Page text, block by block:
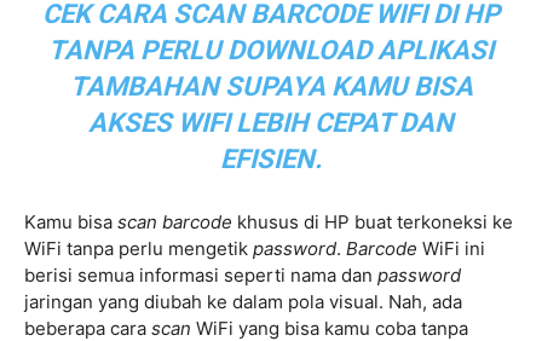
CEK CARA SCAN BARCODE WIFI DI HP
TANPA PERLU DOWNLOAD APLIKASI
TAMBAHAN SUPAYA KAMU BISA
AKSES WIFI LEBIH CEPAT DAN
EFISIEN.
Kamu bisa scan barcode khusus di HP buat terkoneksi ke
WiFi tanpa perlu mengetik password. Barcode WiFi ini
berisi semua informasi seperti nama dan password
jaringan yang diubah ke dalam pola visual. Nah, ada
beberapa cara scan WiFi yang bisa kamu coba tanpa